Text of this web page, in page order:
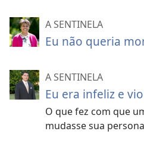
A SENTINELA
Eu não queria
A SENTINELA
Eu era infeliz e
O que fez com que
mudasse sua